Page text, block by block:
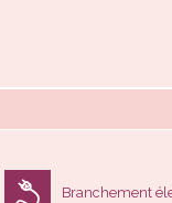
Branchement